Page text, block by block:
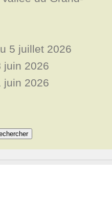
5 juillet 2026
juin 2026
juin 2026